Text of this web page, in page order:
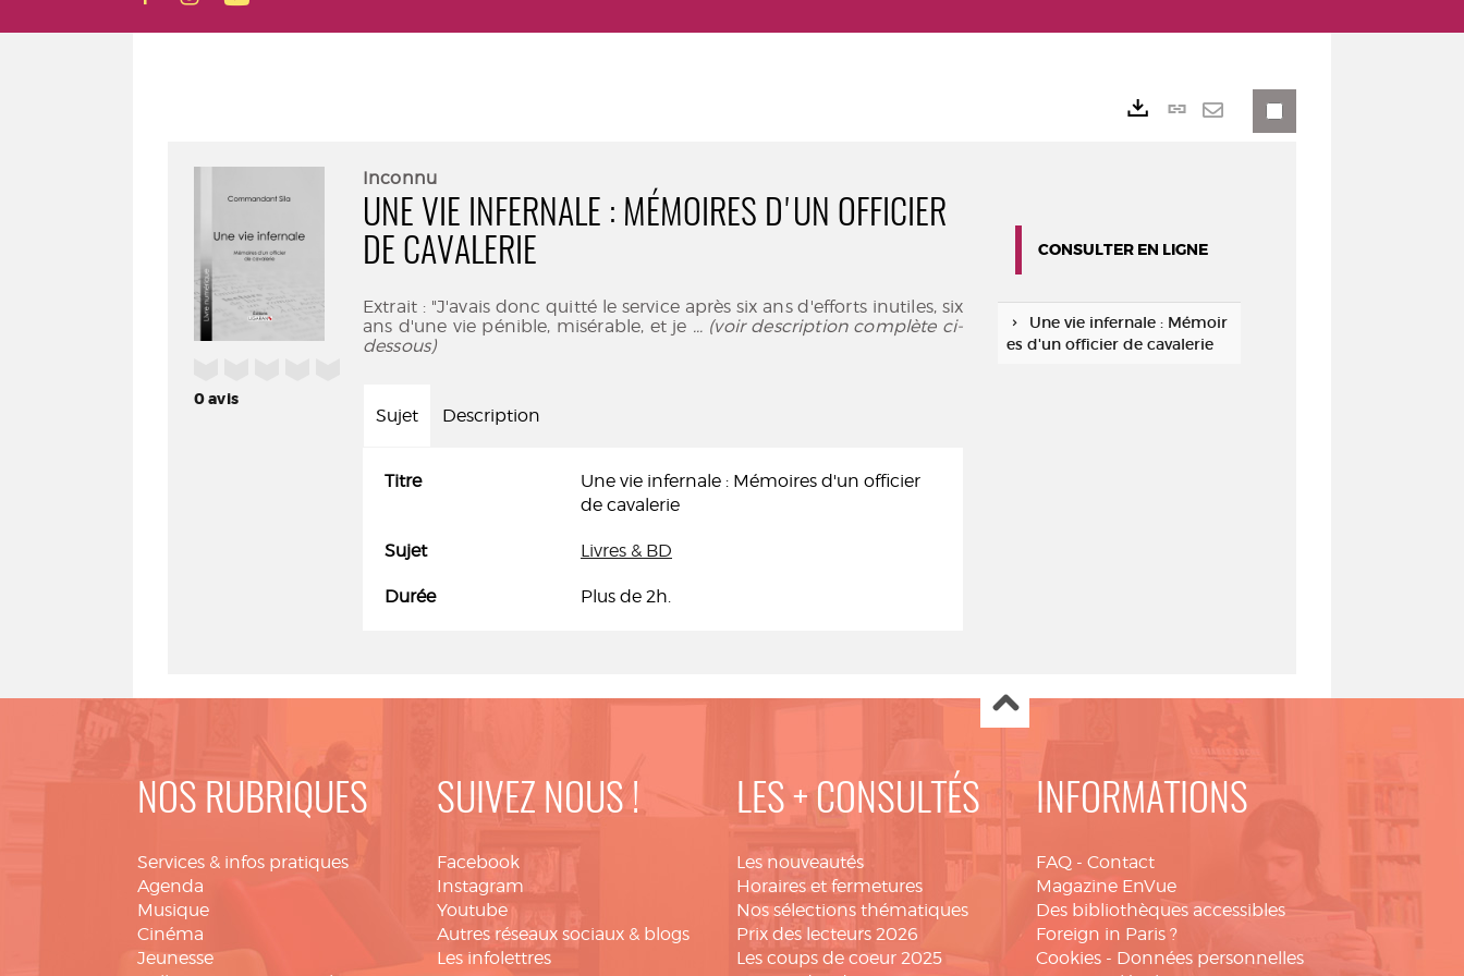
0avis
Inconnu
UNE VIE INFERNALE : MÉMOIRES D'UN OFFICIER
DE CAVALERIE
Extrait : "J'avais donc quitté le service après six ans d'efforts inutiles, six
ans d'une vie pénible, misérable, et je ... (voir description complète ci-
dessous)
Sujet Description
Titre
Une vie infernale : Mémoires d'un officier
de cavalerie
Sujet Livres & BD
Durée Plus de 2h.
Lien
CONSULTER EN LIGNE
Une vie infernale : Mémoir
es d'un officier de cavalerie
NOS RUBRIQUES
Services & infos pratiques
Agenda
Musique
Cinéma
Jeunesse
SUIVEZ NOUS !
Facebook
Instagram
Youtube
Autres réseaux sociaux & blogs
Les infolettres
LES + CONSULTÉS
Les nouveautés
Horaires et fermetures
Nos sélections thématiques
Prix des lecteurs 2026
Les coups de coeur 2025
INFORMATIONS
FAQ - Contact
Magazine EnVue
Des bibliothèques accessibles
Foreign in Paris ?
Cookies - Données personnelles